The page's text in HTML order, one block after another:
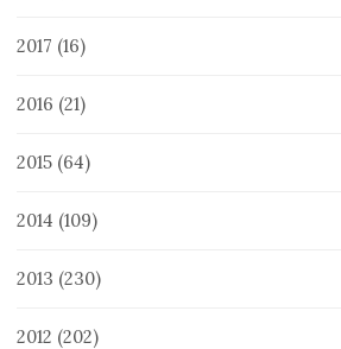
2017 (16)
2016 (21)
2015 (64)
2014 (109)
2013 (230)
2012 (202)